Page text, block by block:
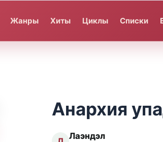
Жанры Хиты Циклы Списки
Анархия
Лаэндэл